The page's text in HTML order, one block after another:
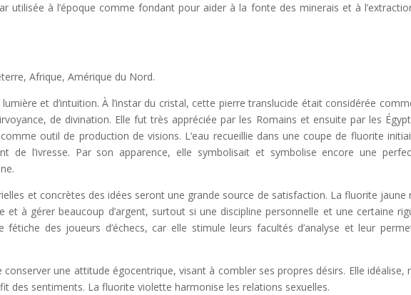
utilisée à l’époque comme fondant pour aider à la fonte des minerais et à
Afrique, Amérique du Nord.
lumière et d’intuition. À l’instar du cristal, cette pierre translucide était considérée
de divination. Elle fut très appréciée par les Romains et ensuite par les
outil de production de visions. L’eau recueillie dans une coupe de fluorite
de l’ivresse. Par son apparence, elle symbolisait et symbolise encore une
et concrètes des idées seront une grande source de satisfaction. La fluorite jaune
à gérer beaucoup d’argent, surtout si une discipline personnelle et une certaine
fétiche des joueurs d’échecs, car elle stimule leurs facultés d’analyse et leur
une attitude égocentrique, visant à combler ses propres désirs. Elle idéalise,
des sentiments. La fluorite violette harmonise les relations sexuelles.